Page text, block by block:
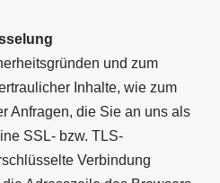
und zum
Inhalte, wie zum
Anfragen, die Sie an uns als
SSL- bzw. TLS-
Verbindung